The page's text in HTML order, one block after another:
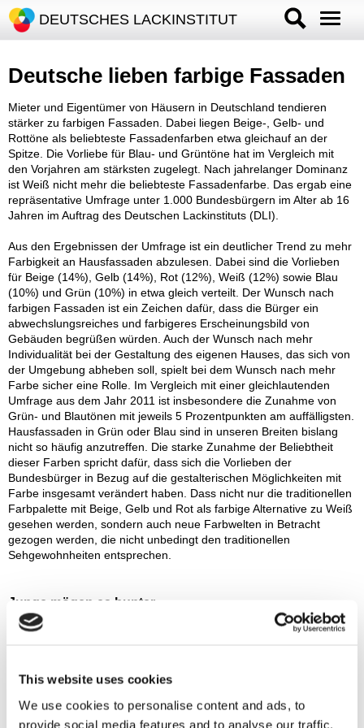
This website uses cookies
We use cookies to personalise content and ads, to
provide social media features and to analyse our traffic.
DEUTSCHES LACKINSTITUT
Deutsche lieben farbige Fassaden
Mieter und Eigentümer von Häusern in Deutschland tendieren
stärker zu farbigen Fassaden. Dabei liegen Beige-, Gelb- und
Rottöne als beliebteste Fassadenfarben etwa gleichauf an der
Spitze. Die Vorliebe für Blau- und Grüntöne hat im Vergleich mit
den Vorjahren am stärksten zugelegt. Nach jahrelanger Dominanz
ist Weiß nicht mehr die beliebteste Fassadenfarbe. Das ergab eine
repräsentative Umfrage unter 1.000 Bundesbürgern im Alter ab 16
Jahren im Auftrag des Deutschen Lackinstituts (DLI).
Aus den Ergebnissen der Umfrage ist ein deutlicher Trend zu mehr
Farbigkeit an Hausfassaden abzulesen. Dabei sind die Vorlieben
für Beige (14%), Gelb (14%), Rot (12%), Weiß (12%) sowie Blau
(10%) und Grün (10%) in etwa gleich verteilt. Der Wunsch nach
farbigen Fassaden ist ein Zeichen dafür, dass die Bürger ein
abwechslungsreiches und farbigeres Erscheinungsbild von
Gebäuden begrüßen würden. Auch der Wunsch nach mehr
Individualität bei der Gestaltung des eigenen Hauses, das sich von
der Umgebung abheben soll, spielt bei dem Wunsch nach mehr
Farbe sicher eine Rolle. Im Vergleich mit einer gleichlautenden
Umfrage aus dem Jahr 2011 ist insbesondere die Zunahme von
Grün- und Blautönen mit jeweils 5 Prozentpunkten am auffälligsten.
Hausfassaden in Grün oder Blau sind in unseren Breiten bislang
nicht so häufig anzutreffen. Die starke Zunahme der Beliebtheit
dieser Farben spricht dafür, dass sich die Vorlieben der
Bundesbürger in Bezug auf die gestalterischen Möglichkeiten mit
Farbe insgesamt verändert haben. Dass nicht nur die traditionellen
Farbpalette mit Beige, Gelb und Rot als farbige Alternative zu Weiß
gesehen werden, sondern auch neue Farbwelten in Betracht
gezogen werden, die nicht unbedingt den traditionellen
Sehgewohnheiten entsprechen.
Junge mögen es bunter
Dabei erzielten Grün und Blau vor allem in der Gruppe der
jüngeren Befragten bis 30 Jahre die meisten Nennungen, während
Fassadengestaltung vor einer Wende im Umgang mit Farbe. Denn
deutlich weniger Zurückhaltung zu üben als die Älteren. Das lässt